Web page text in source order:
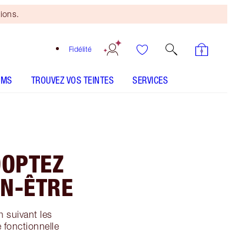
Fidélité
TROUVEZ VOS TEINTES SERVICES
ÊTRE
suivant les
fonctionnelle